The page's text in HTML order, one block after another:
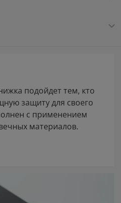
подойдет тем, кто
защиту для своего
с применением
материалов.